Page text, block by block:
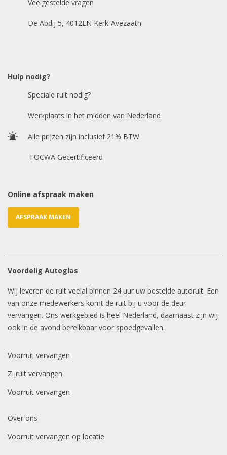
Bouwjaar
E-mailadres *
Veelgestelde vragen
De Abdij 5, 4012EN Kerk-Avezaath
Hulp nodig?
Speciale ruit nodig?
Werkplaats in het midden van Nederland
Alle prijzen zijn inclusief 21% BTW
FOCWA Gecertificeerd
Online afspraak maken
AFSPRAAK MAKEN
Voordelig Autoglas
Wij leveren de ruit veelal binnen 24 uur uw bestelde autoruit. Een
van onze medewerkers komt de ruit bij u voor de deur
vervangen. Ons werkgebied is heel Nederland, daarnaast zijn wij
ook in de avond bereikbaar voor spoedgevallen.
Voorruit vervangen
Zijruit vervangen
Voorruit vervangen
Over ons
Voorruit vervangen op locatie